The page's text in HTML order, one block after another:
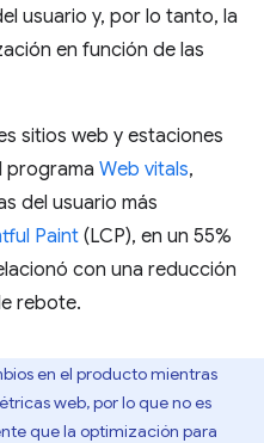
usuario y, por lo tanto, la
en función de las
sitios web y estaciones
programa Web vitals,
del usuario más
Paint (LCP), en un 55%
con una reducción
rebote.
en el producto mientras
web, por lo que no es
que la optimización para